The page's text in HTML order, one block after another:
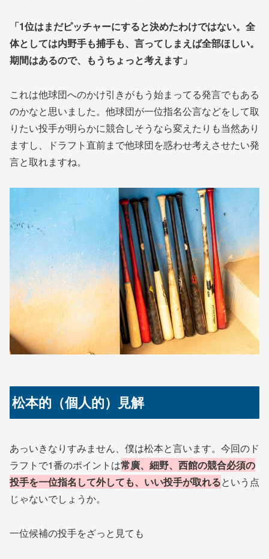
「1位はまだピッチャーにすると決めたわけではない。全
体としては内野手も捕手も、言ってしまえば全部ほしい。
期間はあるので、もうちょっと考えます」
これは他球団へのかけ引きがもう始まってる発言でもある
のかなと思いました。他球団が一位指名公言などをして取
りたい投手が明らかに競合しそうなら変えたりも当然あり
ますし、ドラフト直前まで他球団を惑わせ考えさせたい発
言と取れますね。
松本的（個人的）見解
あっいきなりすみません、僕は松本と言います。今回のド
ラフトで1番のポイントは常廣、細野、西館の競合必須の
投手を一位指名して外しても、いい投手が取れるという点
じゃないでしょうか。
一位候補の投手をざっと見ても